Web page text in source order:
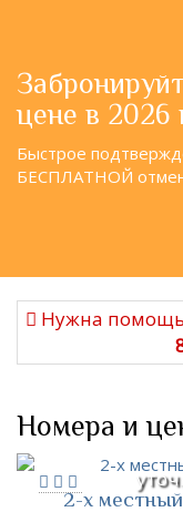
цене в 2026
Быстрое
БЕСПЛАТНОЙ
Нужна
Номера и
2-х